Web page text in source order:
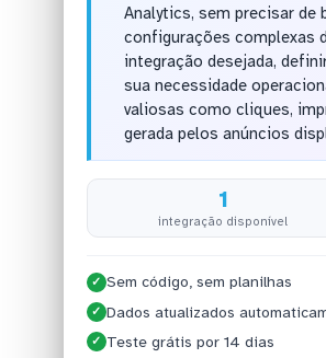
Analytics, sem precisar de
configurações complexas
integração desejada,
sua necessidade
valiosas como cliques,
gerada pelos anúncios
1
integração disponível
✓ Sem código, sem planilhas
✓ Dados atualizados
✓ Teste grátis por 14 dias